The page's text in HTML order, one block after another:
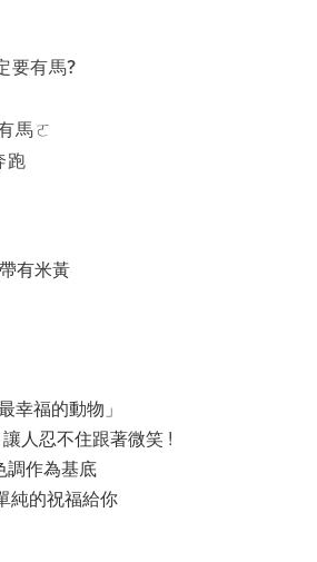
要有馬?
馬ㄛ
跑
有米黃
幸福的動物」
人忍不住跟著微笑 !
調作為基底
純的祝福給你